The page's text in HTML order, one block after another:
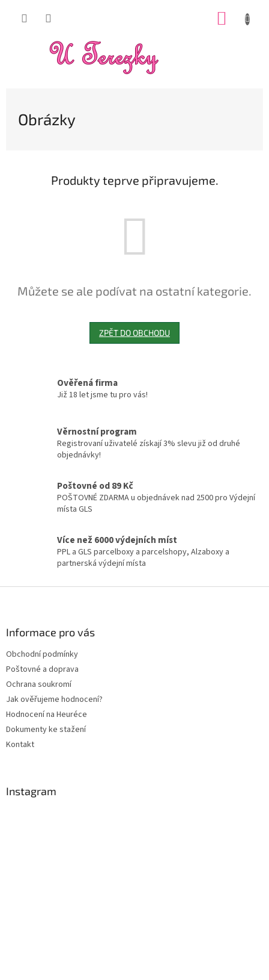
Obrázky
Produkty teprve připravujeme.
Můžete se ale podívat na ostatní kategorie.
ZPĚT DO OBCHODU
Ověřená firma
Již 18 let jsme tu pro vás!
Věrnostní program
Registrovaní uživatelé získají 3% slevu již od druhé
objednávky!
Poštovné od 89 Kč
POŠTOVNÉ ZDARMA u objednávek nad 2500 pro Výdejní
místa GLS
Více než 6000 výdejních míst
PPL a GLS parcelboxy a parcelshopy, Alzaboxy a
partnerská výdejní místa
Informace pro vás
Obchodní podmínky
Poštovné a doprava
Ochrana soukromí
Jak ověřujeme hodnocení?
Hodnocení na Heuréce
Dokumenty ke stažení
Kontakt
Instagram